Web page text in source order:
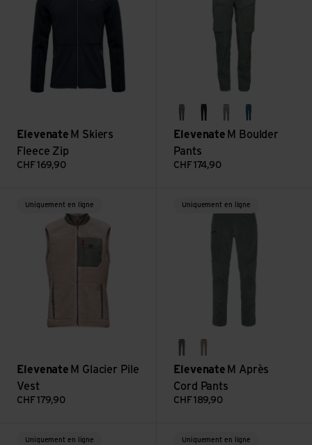
Elevenate M Skiers
Fleece Zip
CHF 169,90
balsam green
dark inkgray green
indian blue
Elevenate M Boulder
Pants
CHF 174,90
Uniquement en ligne
Elevenate M Glacier Pile
Vest
CHF 179,90
Uniquement en ligne
gray greenvintage khaki - new
Elevenate M Après
Cord Pants
CHF 189,90
Uniquement en ligne Uniquement en ligne